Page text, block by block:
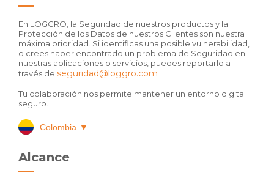
En LOGGRO, la Seguridad de nuestros productos y la
Protección de los Datos de nuestros Clientes son nuestra
máxima prioridad. Si identificas una posible vulnerabilidad,
o crees haber encontrado un problema de Seguridad en
nuestras aplicaciones o servicios, puedes reportarlo a
través de seguridad@loggro.com
Tu colaboración nos permite mantener un entorno digital
seguro.
Colombia ▼
Alcance